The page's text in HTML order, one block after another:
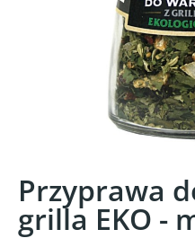
Przyprawa
grilla EKO -